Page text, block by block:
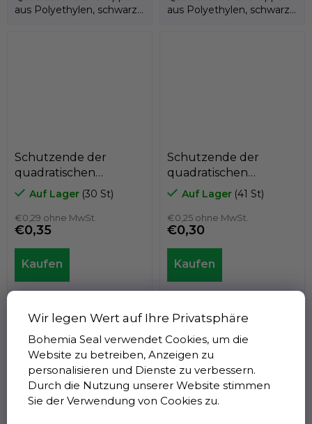
Wir legen Wert auf Ihre Privatsphäre
Bohemia Seal verwendet Cookies, um die
Website zu betreiben, Anzeigen zu
personalisieren und Dienste zu verbessern.
Durch die Nutzung unserer Website stimmen
Sie der Verwendung von Cookies zu.
aus Polyethylen, schwarz.
aus Polyethylen, schwarz.
Schutzende der
quadratischen
Polyethylenlatte
A3PAQ, 30mm x
30mm, GeTech
A3PAQ3030
Auf Lager (30 St)
€0,29 ohne MwSt.
€0,35
aus Polyethylen, schwarz.
Produkt der italienischen
Marke...
Schutzende der
quadratischen
Polyethylenlatte
A3PAQ, 25mm x 25mm,
GeTech A3PAQ2525
Auf Lager (41 St)
€0,25 ohne MwSt.
€0,30
aus Polyethylen, schwarz.
Produkt der italienischen
Marke...